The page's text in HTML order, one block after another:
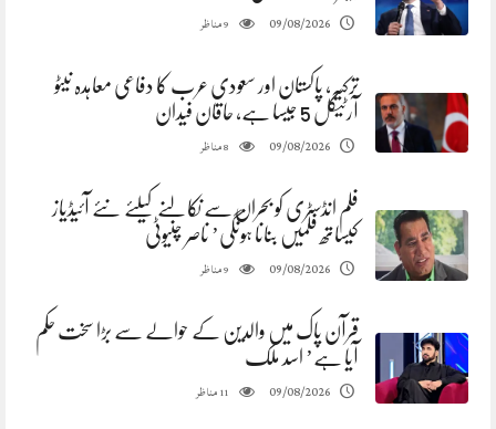
09/08/2026
9مناظر
ترکیہ، پاکستان اور سعودی عرب کا دفاعی معاہدہ نیٹو
آرٹیکل 5 جیسا ہے، حاقان فیدان
09/08/2026
8مناظر
فلم انڈسٹری کو بحران سے نکالنے کیلئے نئے آئیڈیاز
کیساتھ فلمیں بنانا ہونگی’ ناصر چنیوٹی
09/08/2026
9مناظر
قرآن پاک میں والدین کے حوالے سے بڑا سخت حکم
آیا ہے’ اسد ملک
09/08/2026
11مناظر